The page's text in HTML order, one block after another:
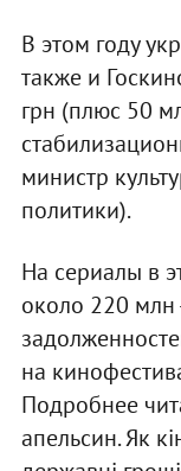
В этом году
также и
грн (плюс 50
министр
политики).
На сериалы в
около 220 млн
на
Подробнее
апельсин. Як